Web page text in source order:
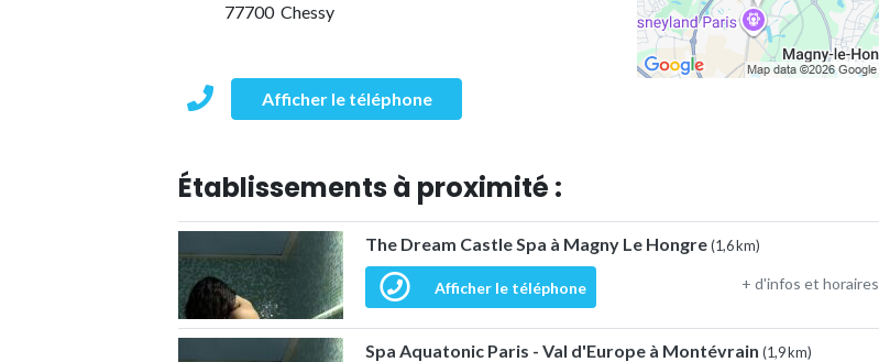
77700 Chessy
Afficher le téléphone
Établissements à proximité :
The Dream Castle Spa à Magny Le Hongre(1,6 km)
Afficher le téléphone + d'infos et horaires
Spa Aquatonic Paris - Val d'Europe à Montévrain (1,9 km)